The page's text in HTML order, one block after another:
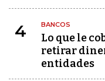
4 BANCOS
Lo que le
retirar
entidades